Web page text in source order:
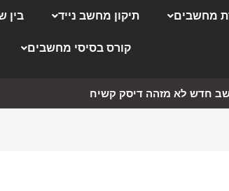
מחשבים תיקון מחשב נייד בין
קורס בסיסי מחשבים
חדש לא מזהה דיסק קשיח